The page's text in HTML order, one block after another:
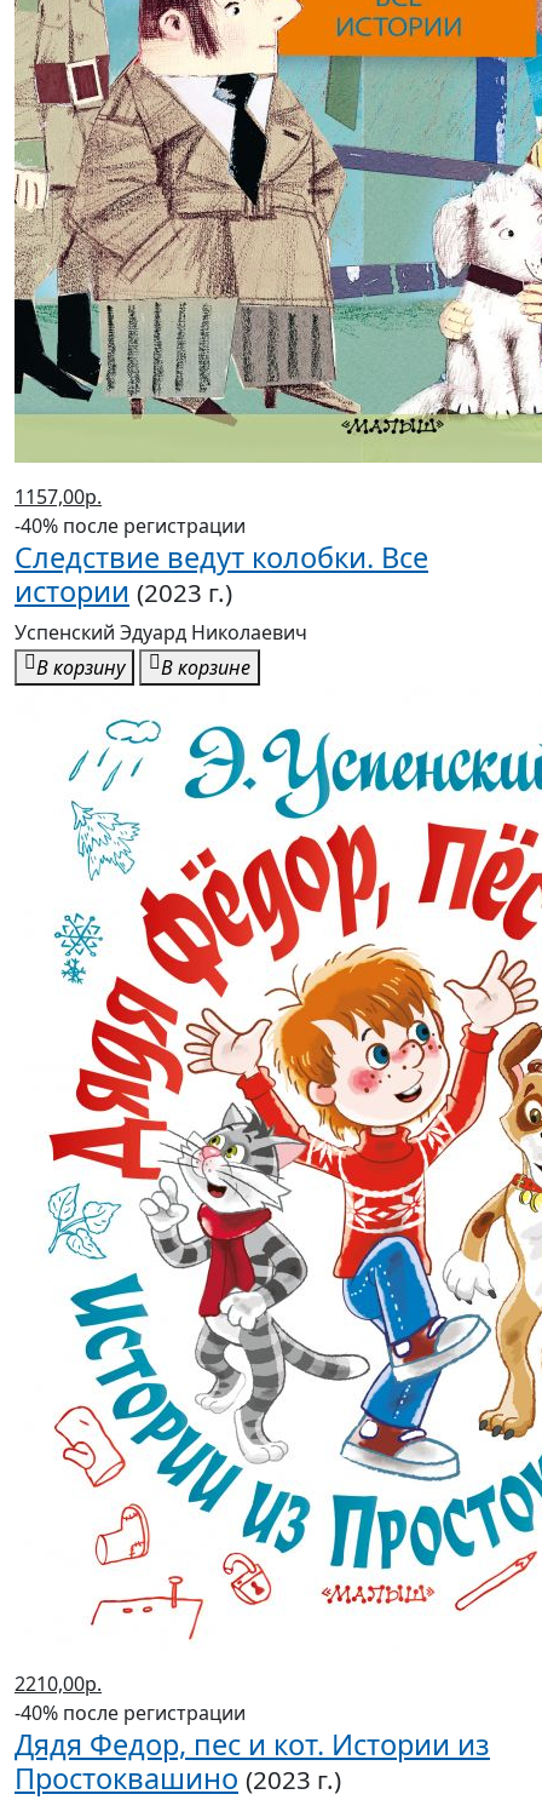
1157,00р.
Следствие ведут колобки. Все
истории
Успенский Эдуард Николаевич
В корзину
В корзине
2210,00р.
-40% после регистрации
Простоквашино
Успенский Эдуард Николаевич
В корзину
В корзине